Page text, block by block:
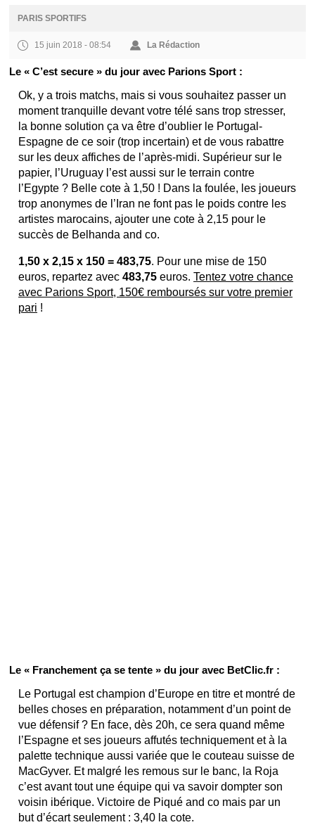
PARIS SPORTIFS
15 juin 2018 - 08:54 La Rédaction
Le « C’est secure » du jour avec Parions Sport :
Ok, y a trois matchs, mais si vous souhaitez passer un
moment tranquille devant votre télé sans trop stresser,
la bonne solution ça va être d’oublier le Portugal-
Espagne de ce soir (trop incertain) et de vous rabattre
sur les deux affiches de l’après-midi. Supérieur sur le
papier, l’Uruguay l’est aussi sur le terrain contre
l’Egypte ? Belle cote à 1,50 ! Dans la foulée, les joueurs
trop anonymes de l’Iran ne font pas le poids contre les
artistes marocains, ajouter une cote à 2,15 pour le
succès de Belhanda and co.
1,50 x 2,15 x 150 = 483,75. Pour une mise de 150
euros, repartez avec483,75 euros.Tentez votre chance
avec Parions Sport, 150€ remboursés sur votre premier
pari !
Le « Franchement ça se tente » du jour avec BetClic.fr :
Le Portugal est champion d’Europe en titre et montré de
belles choses en préparation, notamment d’un point de
vue défensif ? En face, dès 20h, ce sera quand même
l’Espagne et ses joueurs affutés techniquement et à la
palette technique aussi variée que le couteau suisse de
MacGyver. Et malgré les remous sur le banc, la Roja
c’est avant tout une équipe qui va savoir dompter son
voisin ibérique. Victoire de Piqué and co mais par un
but d’écart seulement : 3,40 la cote.